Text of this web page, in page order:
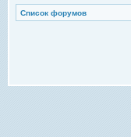
Список форумов